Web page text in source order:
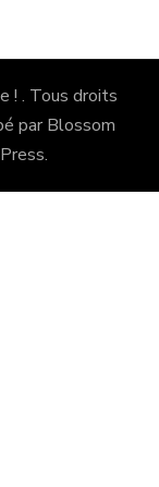
! . Tous droits
par Blossom
.